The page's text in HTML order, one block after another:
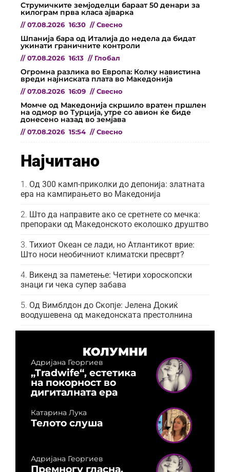
Струмичките земјоделци бараат 50 денари за
килограм прва класа ајварка
// 07.08.2026 16:30 // Свесно
Шпанија бара од Италија до недела да бидат
укинати граничните контроли
// 07.08.2026 16:13 // Глобал
Огромна разлика во Европа: Колку навистина
вреди најниската плата во Македонија
// 07.08.2026 16:09 // Свесно
Момче од Македонија скршило вратен пршлен
на одмор во Турција, утре со авион ќе биде
донесено назад во земјава
// 07.08.2026 15:54 // Свесно
Најчитано
Од 300 камп-приколки до депонија: златната
ера на кампирањето во Македонија
Што да направите ако се сретнете со мечка:
препораки од Македонското еколошко друштво
Тихиот Океан се лади, но Атлантикот врие:
Што носи необичниот климатски пресврт?
Викенд за паметење: Четири хороскопски
знаци ги чека супер забава
Од Вимблдон до Скопје: Јелена Докиќ
воодушевена од македонската престолнина
КОЛУМНИ
Адријана Георгиев
„Tradwife“, естетика
на покорност во
дигиталната ера
Катарина Лука
Телото слуша
Адријана Георгиев
Премногу гласна,